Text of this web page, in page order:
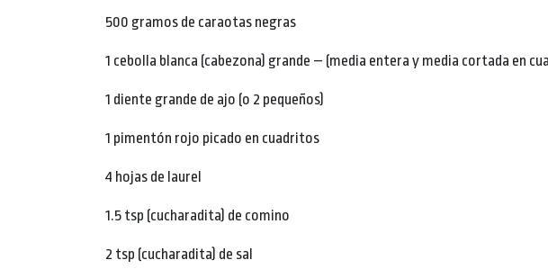
500 gramos de caraotas negras
1 cebolla blanca (cabezona) grande – (media entera y media cortada en
1 diente grande de ajo (o 2 pequeños)
1 pimentón rojo picado en cuadritos
4 hojas de laurel
1.5 tsp (cucharadita) de comino
2 tsp (cucharadita) de sal